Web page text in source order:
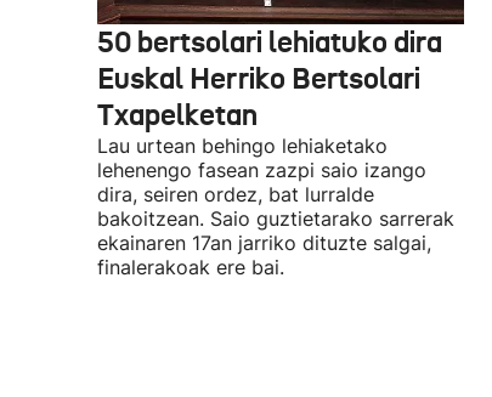
50 bertsolari lehiatuko dira
Euskal Herriko Bertsolari
Txapelketan
Lau urtean behingo lehiaketako
lehenengo fasean zazpi saio izango
dira, seiren ordez, bat lurralde
bakoitzean. Saio guztietarako sarrerak
ekainaren 17an jarriko dituzte salgai,
finalerakoak ere bai.